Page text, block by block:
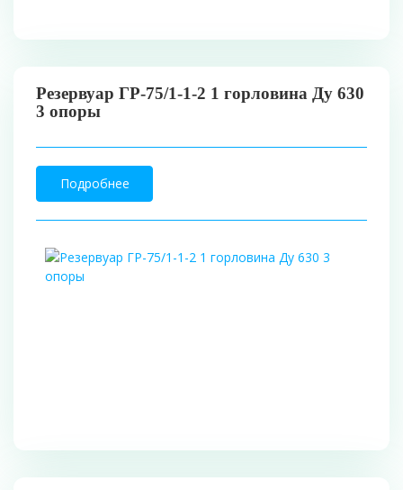
Резервуар ГР-75/1-1-2 1 горловина Ду 630
3 опоры
Подробнее